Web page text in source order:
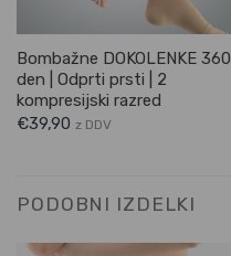
Bombažne DOKOLENKE 360
den | Odprti prsti | 2
kompresijski razred
€39,90 z DDV
PODOBNI IZDELKI